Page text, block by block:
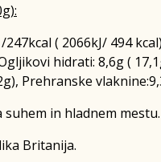
( 2066kJ/ 494
hidrati: 8,6g (
Prehranske
in hladnem mestu.
Britanija.